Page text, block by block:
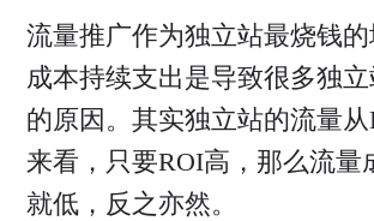
流量推广作为独立站最烧钱
成本持续支出是导致很多独
的原因。其实独立站的流量
来看，只要ROI高，那么流量
就低，反之亦然。